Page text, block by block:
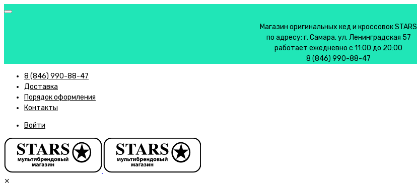
Магазин оригинальных кед и кроссовок STARS
по адресу: г. Самара, ул. Ленинградская 57
работает ежедневно с 11:00 до 20:00
8 (846) 990-88-47
8 (846) 990-88-47
Доставка
Порядок оформления
Контакты
Войти
✕